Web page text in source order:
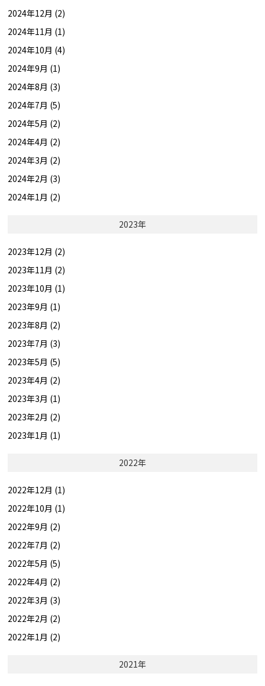
2024年12月 (2)
2024年11月 (1)
2024年10月 (4)
2024年9月 (1)
2024年8月 (3)
2024年7月 (5)
2024年5月 (2)
2024年4月 (2)
2024年3月 (2)
2024年2月 (3)
2024年1月 (2)
2023年
2023年12月 (2)
2023年11月 (2)
2023年10月 (1)
2023年9月 (1)
2023年8月 (2)
2023年7月 (3)
2023年5月 (5)
2023年4月 (2)
2023年3月 (1)
2023年2月 (2)
2023年1月 (1)
2022年
2022年12月 (1)
2022年10月 (1)
2022年9月 (2)
2022年7月 (2)
2022年5月 (5)
2022年4月 (2)
2022年3月 (3)
2022年2月 (2)
2022年1月 (2)
2021年